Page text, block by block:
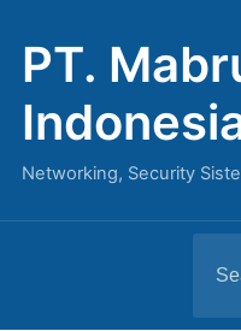
PT.
Networking, Security
for: